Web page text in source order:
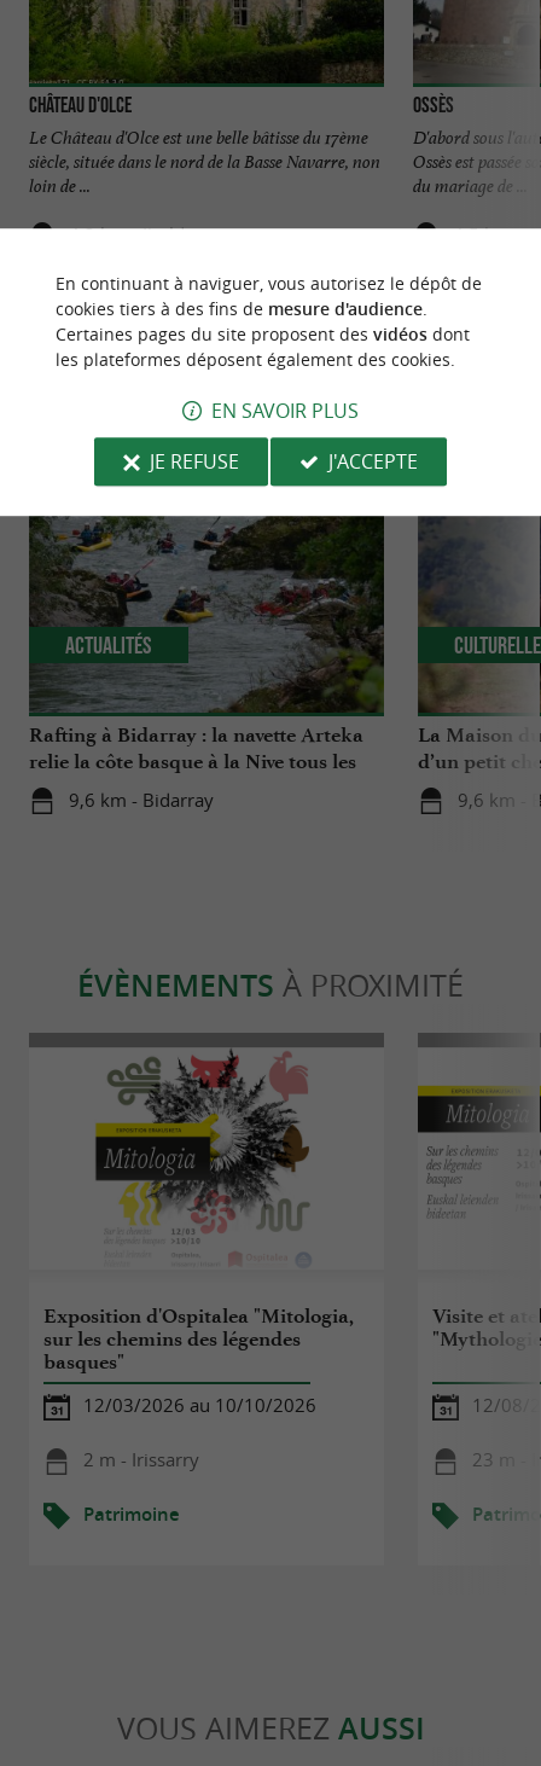
Château d'Olce
Le Château d'Olce est une belle bâtisse du 17ème
siècle, située dans le nord de la Basse Navarre, non
loin de ...
4,2 km - Iholdy
Ossès
D'abord sous
Ossès est passée
du mariage de ...
4,5 km -
NOUS AVONS TESTÉPOUR VOUS
Rafting à Bidarray : la navette Arteka
relie la côte basque à la Nive tous les
mardis cet été
9,6 km - Bidarray
Actualités
La Maison
d’un petit
Basque
9,6 km -
Culturelle
ÉVÈNEMENTS À PROXIMITÉ
Exposition d'Ospitalea "Mitologia,
sur les chemins des légendes
basques"
12/03/2026 au 10/10/2026
2 m - Irissarry
Patrimoine
Visite et
12/08/
23 m -
VOUS AIMEREZ AUSSI
En continuant à naviguer, vous autorisez le dépôt de
cookies tiers à des fins de mesure d'audience.
Certaines pages du site proposent des vidéosdont
les plateformes déposent également des cookies.
EN SAVOIR PLUS
JE REFUSE
J'ACCEPTE